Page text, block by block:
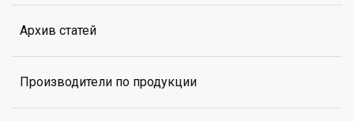
Архив статей
Производители по продукции